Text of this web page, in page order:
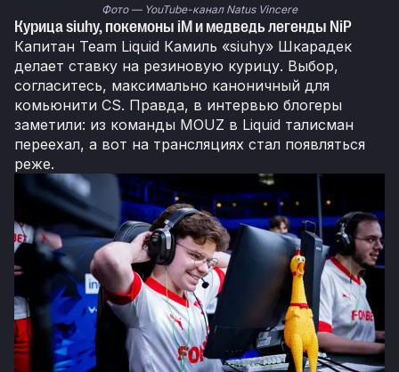
Фото — YouTube-канал Natus Vincere
Курица siuhy, покемоны iM и медведь легенды NiP
Капитан Team Liquid Камиль «siuhy» Шкарадек
делает ставку на резиновую курицу. Выбор,
согласитесь, максимально каноничный для
комьюнити CS. Правда, в интервью блогеры
заметили: из команды MOUZ в Liquid талисман
переехал, а вот на трансляциях стал появляться
реже.